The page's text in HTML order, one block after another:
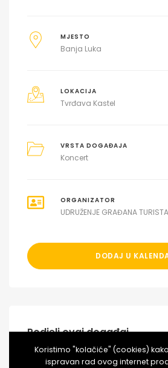
MJESTO
Banja Luka
LOKACIJA
Tvrđava Kastel
VRSTA DOGAĐAJA
Koncert
ORGANIZATOR
UDRUŽENJE GRAĐANA TURISTA
DODAJ U
Podjeli ovaj događaj
Koristimo "kolačiće" (cookies)
ispravan rad ovog internet